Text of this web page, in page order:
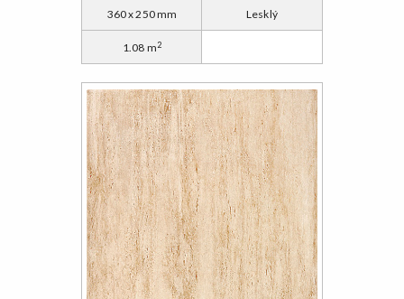
360 x 250 mm Lesklý
1.08 m2